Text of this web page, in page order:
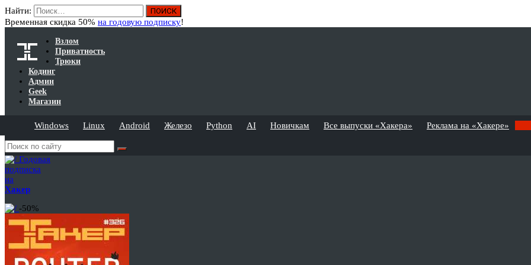
Найти:
Временная скидка 50% на годовую подписку!
Взлом
Приватность
Трюки
Кодинг
Админ
Geek
Магазин
Windows Linux Android Железо Python AI Новичкам Все выпуски «Хакера» Реклама на «Хакере»
Годовая
подписка
на
Хакер
-50%